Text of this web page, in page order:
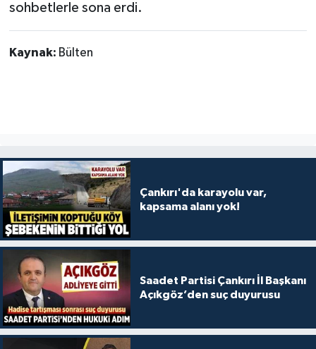
sohbetlerle sona erdi.
Kaynak: Bülten
Çankırı'da karayolu var,
kapsama alanı yok!
Saadet Partisi Çankırı İl Başkanı
Açıkgöz’den suç duyurusu